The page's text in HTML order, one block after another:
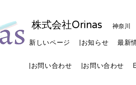
株式会社Orinas 神奈川
新しいページ |お知らせ 最新
|お問い合わせ |お問い合わせ